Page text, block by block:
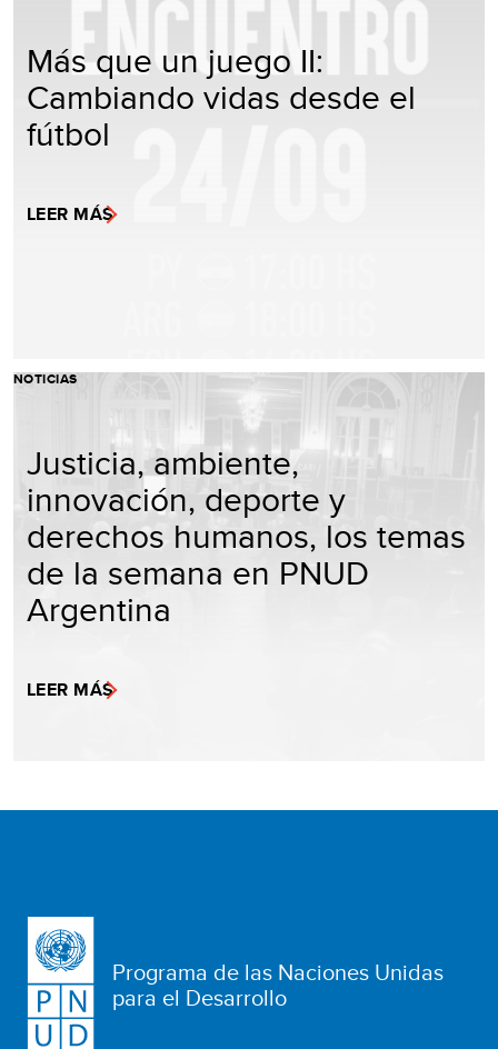
Más que un juego II:
Cambiando vidas desde el
fútbol
LEER MÁS
NOTICIAS
Justicia, ambiente,
innovación, deporte y
derechos humanos, los temas
de la semana en PNUD
Argentina
LEER MÁS
Programa de las Naciones Unidas
para el Desarrollo